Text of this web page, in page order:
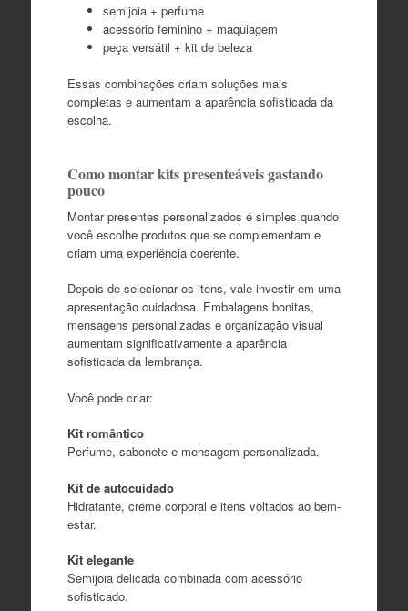
semijoia + perfume
acessório feminino + maquiagem
peça versátil + kit de beleza
Essas combinações criam soluções mais
completas e aumentam a aparência sofisticada da
escolha.
Como montar kits presenteáveis gastando
pouco
Montar presentes personalizados é simples quando
você escolhe produtos que se complementam e
criam uma experiência coerente.
Depois de selecionar os itens, vale investir em uma
apresentação cuidadosa. Embalagens bonitas,
mensagens personalizadas e organização visual
aumentam significativamente a aparência
sofisticada da lembrança.
Você pode criar:
Kit romântico
Perfume, sabonete e mensagem personalizada.
Kit de autocuidado
Hidratante, creme corporal e itens voltados ao bem-
estar.
Kit elegante
Semijoia delicada combinada com acessório
sofisticado.